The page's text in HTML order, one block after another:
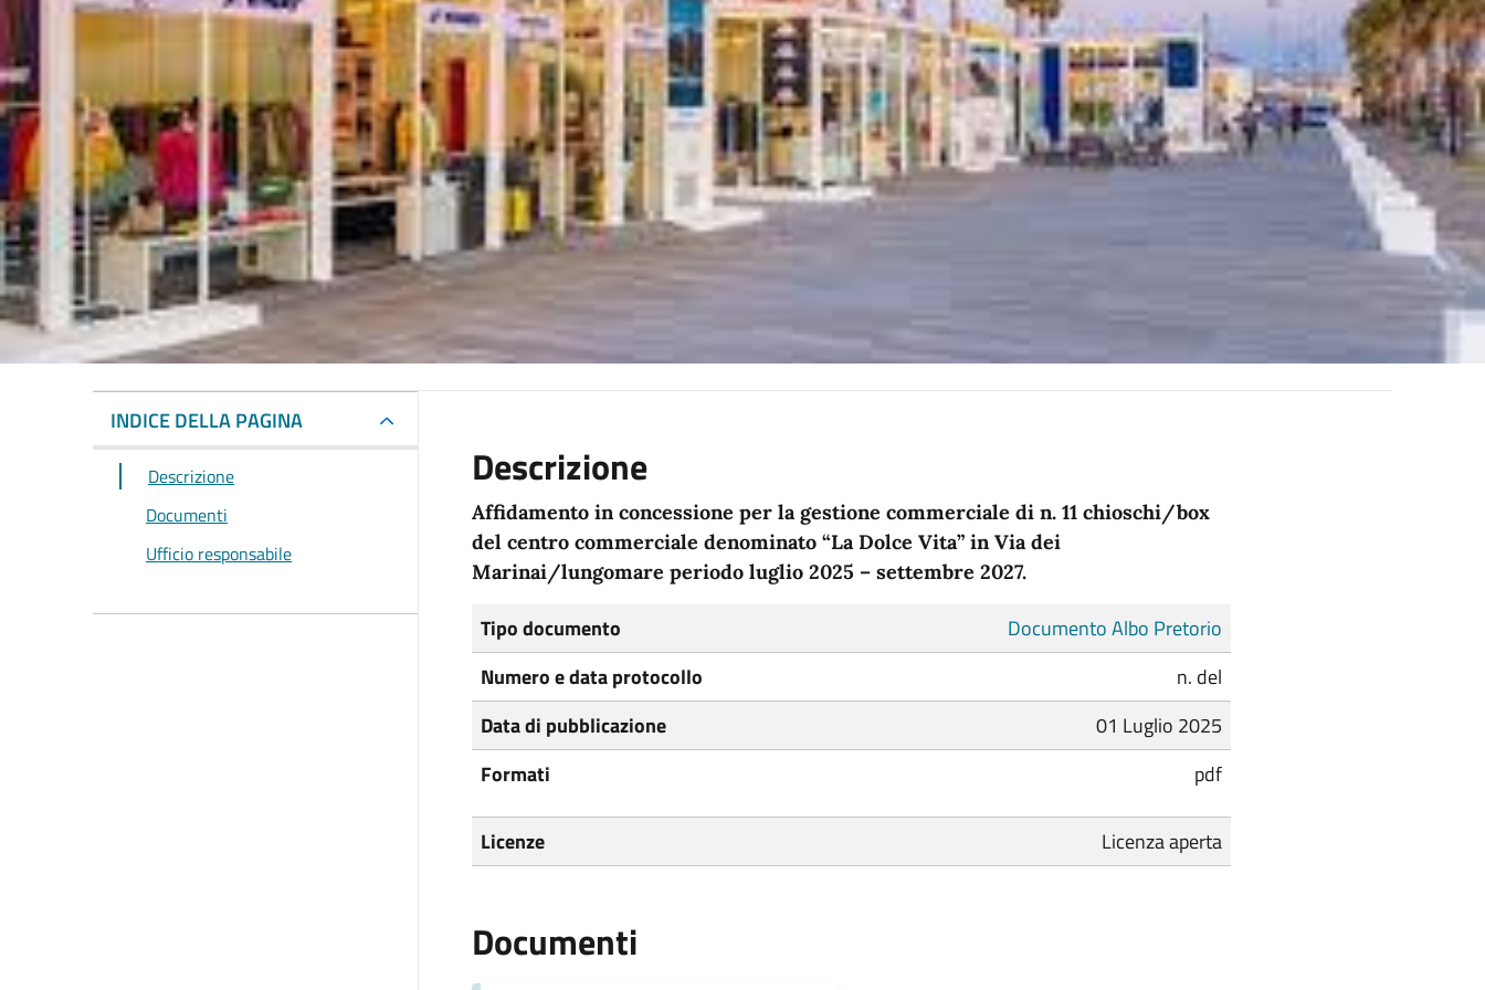
INDICE DELLA PAGINA
Descrizione
Documenti
Ufficio responsabile
Descrizione
Affidamento in concessione per la gestione commerciale di n. 11 chioschi/box
del centro commerciale denominato “La Dolce Vita” in Via dei
Marinai/lungomare periodo luglio 2025 – settembre 2027.
Tipo documento
Documento Albo Pretorio
Numero e data protocollo
n. del
Data di pubblicazione
01 Luglio 2025
Formati
pdf
Licenze Licenza aperta
Documenti